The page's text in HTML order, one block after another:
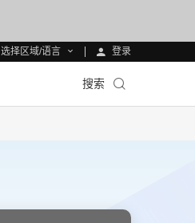
选择区域/语言 登录
搜索